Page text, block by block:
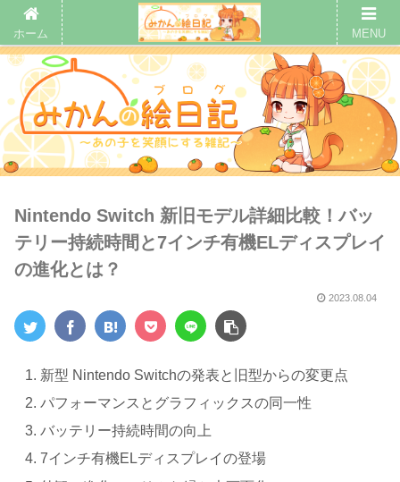
Nintendo Switch 新旧モデル詳細比較！バッ
テリー持続時間と7インチ有機ELディスプレイ
の進化とは？
2023.08.04
新型 Nintendo Switchの発表と旧型からの変更点
パフォーマンスとグラフィックスの同一性
バッテリー持続時間の向上
7インチ有機ELディスプレイの登場
ホーム MENU